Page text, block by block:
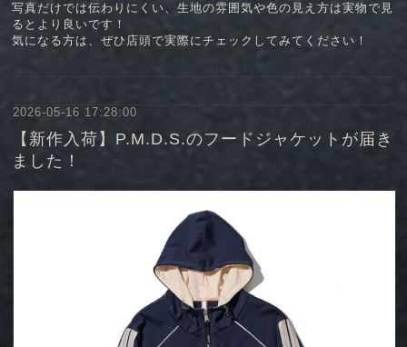
写真だけでは伝わりにくい、生地の雰囲気や色の見え方は実物で見
るとより良いです！
気になる方は、ぜひ店頭で実際にチェックしてみてください！
2026-05-16 17:28:00
【新作入荷】P.M.D.S.のフードジャケットが届き
ました！